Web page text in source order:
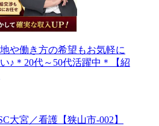
や働き方の希望もお気軽に
♪＊20代～50代活躍中＊【紹
大宮／看護【狭山市-002】